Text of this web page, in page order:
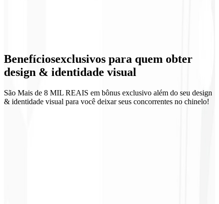
Materiais comerciais
Benefíciosexclusivos para quem obter
design & identidade visual
São Mais de 8 MIL REAIS em bônus exclusivo além do seu design
& identidade visual para você deixar seus concorrentes no chinelo!